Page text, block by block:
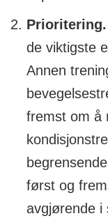
Prioritering.
de viktigste
Annen
fremst om å
først og
avgjørende i